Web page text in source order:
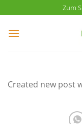
Inhalt
springen
Zum
Created new post